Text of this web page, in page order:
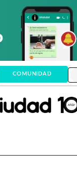
DÓLAR MEP
COMUNIDAD